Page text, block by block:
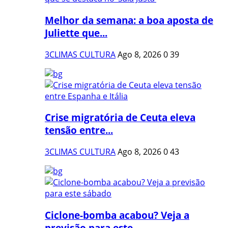
Melhor da semana: a boa aposta de
Juliette que...
3CLIMAS CULTURAAgo 8, 2026039
Crise migratória de Ceuta eleva
tensão entre...
3CLIMAS CULTURAAgo 8, 2026043
Ciclone-bomba acabou? Veja a